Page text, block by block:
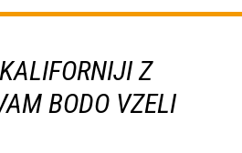
Z
BODO VZELI